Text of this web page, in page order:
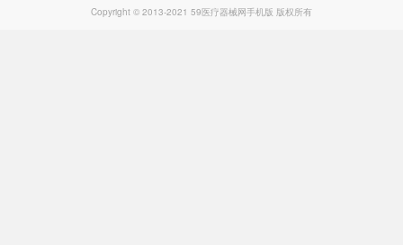
Copyright © 2013-2021 59医疗器械网手机版 版权所有